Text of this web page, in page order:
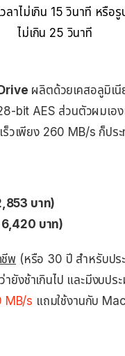
ลาไม่เกิน 15 วินาที หรือ
ไม่เกิน 25 วินาที
ผลิตด้วยเคสอลูมิเ
bit AES ส่วนตัวผมเอง
ร็วเพียง 260 MB/s ก็ปร
บาท)
6,420 บาท)
พ (หรือ 30 ปี สำหรับปร
งช้าเกินไป และมีงบปร
MB/s แถมใช้งานกับ